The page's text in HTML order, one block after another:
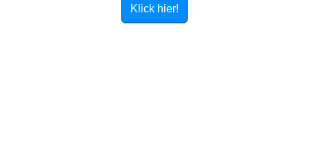
Klick hier!